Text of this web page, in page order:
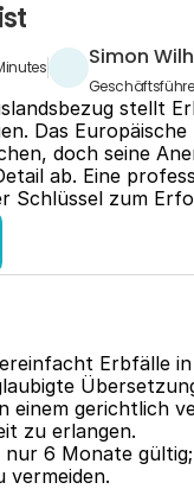
Simon
stellt
Das
doch seine
ab. Eine
Schlüssel zum
Erbfälle
einem gerichtlich
zu erlangen.
6 Monate
vermeiden.